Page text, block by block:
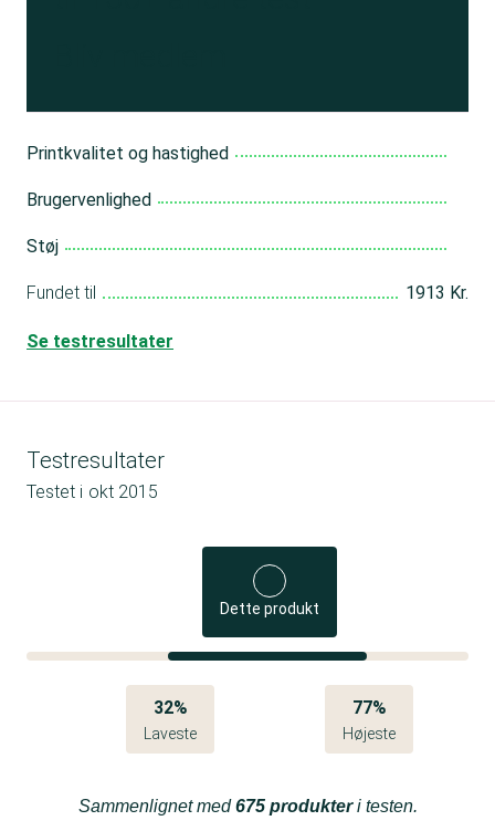
Printkvalitet og hastighed
Brugervenlighed
Støj
Fundet til 1913 Kr.
Se testresultater
Testresultater
Testet i okt 2015
Dette produkt
32%
Laveste
77%
Højeste
Sammenlignet med675 produkteri testen.